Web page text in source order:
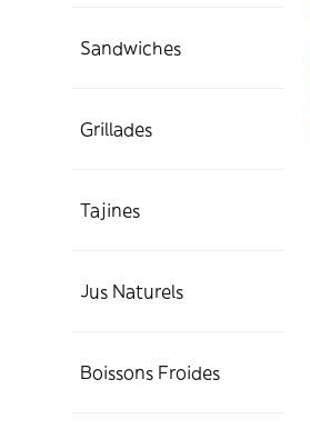
Sandwiches
Grillades
Tajines
Jus Naturels
Boissons Froides